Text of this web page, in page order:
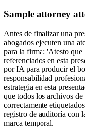
Sample attorney
Antes de finalizar una
abogados ejecuten una
para la firma: 'Atesto que
referenciados en esta
por IA para producir el
responsabilidad
estrategia en esta
que todos los archivos de
correctamente
registro de auditoría con
marca temporal.